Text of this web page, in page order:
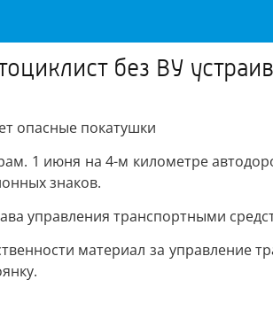
без ВУ
опасные покатушки
1 июня на 4-м километре
знаков.
управления транспортными
материал за